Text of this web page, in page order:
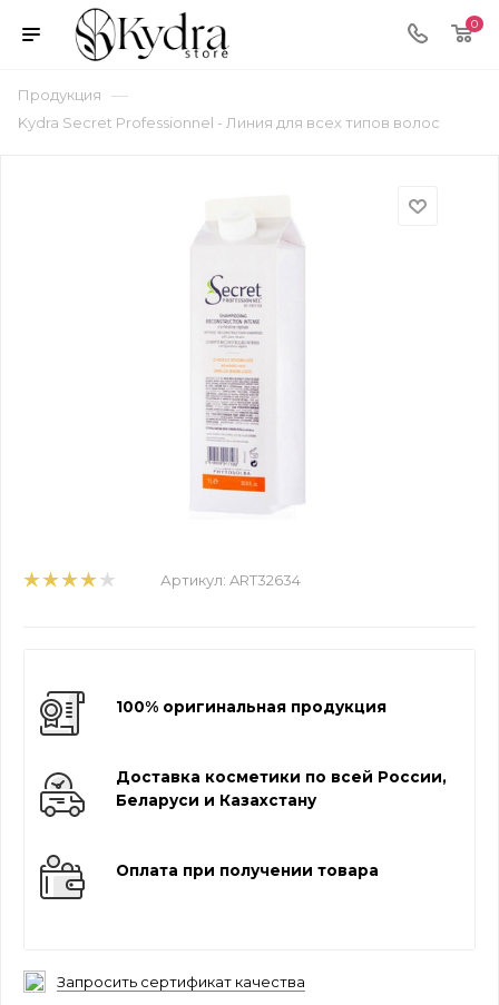
0
Продукция —
Kydra Secret Professionnel - Линия для всех типов волос
Артикул: ART32634
100% оригинальная продукция
Доставка косметики по всей России,
Беларуси и Казахстану
Оплата при получении товара
Запросить сертификат качества